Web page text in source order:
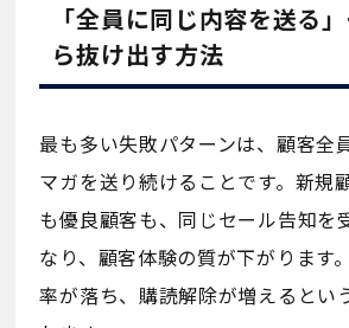
「全員に同じ内容を送る
ら抜け出す方法
最も多い失敗パターンは、顧客全
マガを送り続けることです。新規
も優良顧客も、同じセール告知を
なり、顧客体験の質が下がります
率が落ち、購読解除が増えるとい